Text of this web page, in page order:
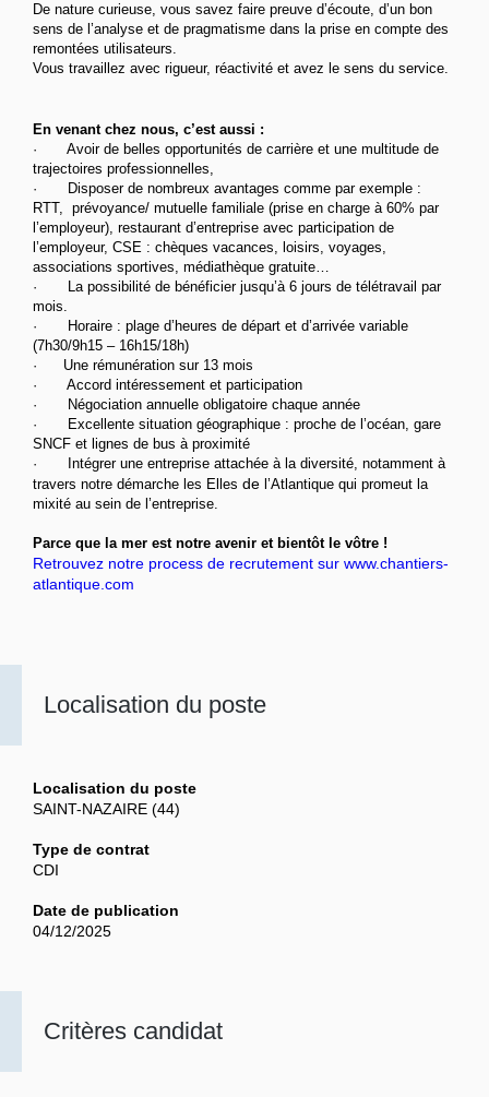
De nature curieuse, vous savez faire preuve d’écoute, d’un bon
sens de l’analyse et de pragmatisme dans la prise en compte des
remontées utilisateurs.
Vous travaillez avec rigueur, réactivité et avez le sens du service.
En venant chez nous, c’est aussi :
· Avoir de belles opportunités de carrière et une multitude de
trajectoires professionnelles,
· Disposer de nombreux avantages comme par exemple :
RTT, prévoyance/ mutuelle familiale (prise en charge à 60% par
l’employeur), restaurant d’entreprise avec participation de
l’employeur, CSE : chèques vacances, loisirs, voyages,
associations sportives, médiathèque gratuite…
· La possibilité de bénéficier jusqu’à 6 jours de télétravail par
mois.
· Horaire : plage d’heures de départ et d’arrivée variable
(7h30/9h15 – 16h15/18h)
· Une rémunération sur 13 mois
· Accord intéressement et participation
· Négociation annuelle obligatoire chaque année
· Excellente situation géographique : proche de l’océan, gare
SNCF et lignes de bus à proximité
· Intégrer une entreprise attachée à la diversité, notamment à
travers notre démarche les Elles de l’Atlantique qui promeut la
mixité au sein de l’entreprise.
Parce que la mer est notre avenir et bientôt le vôtre !
Retrouvez notre process de recrutement sur www.chantiers-
atlantique.com
Localisation du poste
Localisation du poste
SAINT-NAZAIRE (44)
Type de contrat
CDI
Date de publication
04/12/2025
Critères candidat